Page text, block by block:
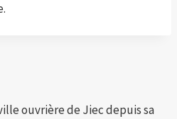
ouvrière de Jiec depuis sa